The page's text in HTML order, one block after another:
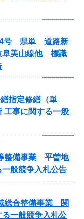
4号 県単 道路新
阜美山線他 標識
指定修繕（単
工事に関する一般
整備事業 平曽地
般競争入札公告
総合整備事業 関
一般競争入札公